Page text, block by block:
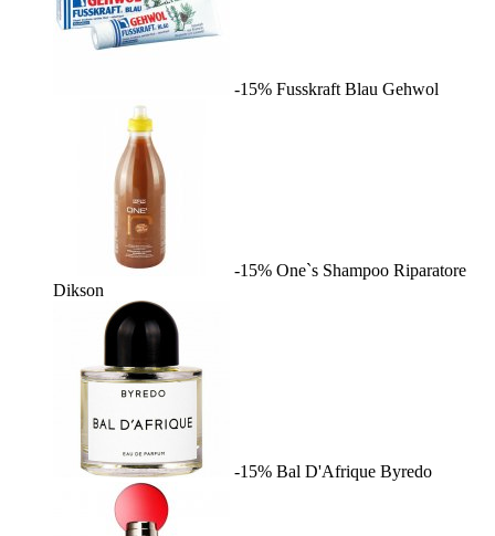
-15% Fusskraft Blau Gehwol
-15% One`s Shampoo Riparatore
Dikson
-15% Bal D'Afrique Byredo